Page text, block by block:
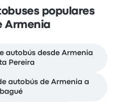
populares
Armenia
autobús desde Armenia
Pereira
autobús de Armenia a
Ibagué